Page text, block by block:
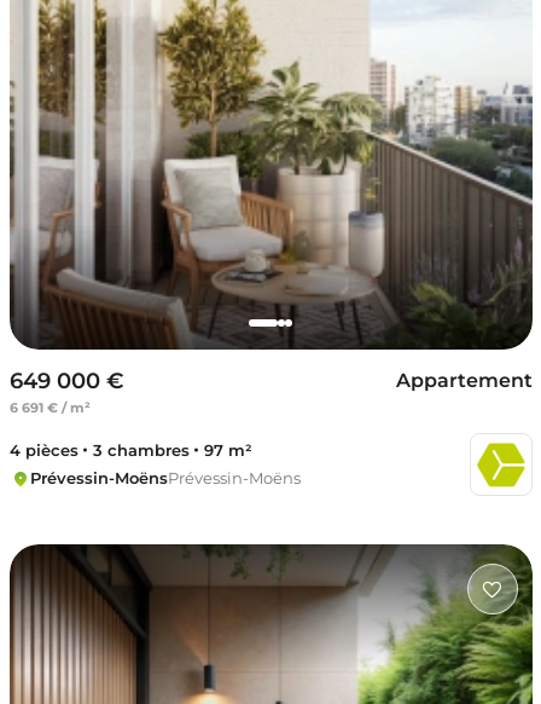
649 000 €
6 691 € / m²
Appartement
4 pièces 3 chambres
97 m²
Prévessin-MoënsPrévessin-Moëns